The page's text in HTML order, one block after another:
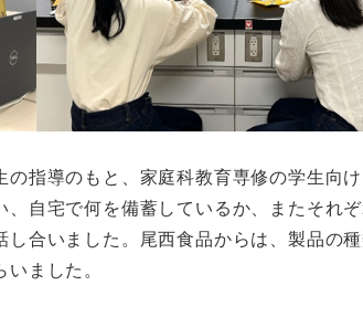
指導のもと、家庭科教育専修の学生向
自宅で何を備蓄しているか、またそれ
合いました。尾西食品からは、製品の
ました。